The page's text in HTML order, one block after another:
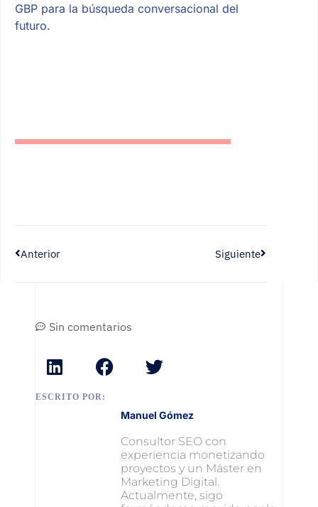
GBP para la búsqueda conversacional del
futuro.
Anterior Siguiente
Sin comentarios
ESCRITO POR:
Manuel Gómez
Consultor SEO con
experiencia monetizando
proyectos y un Máster en
Marketing Digital.
Actualmente, sigo